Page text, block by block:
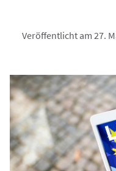
Veröffentlicht am 27.